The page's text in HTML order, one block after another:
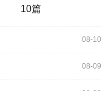
08-10
08-09